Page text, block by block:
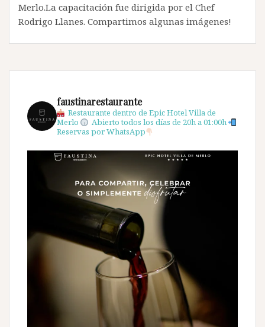
Merlo.La capacitación fue dirigida por el Chef
Rodrigo Llanes. Compartimos algunas imágenes!
faustinarestaurante
Restaurante dentro de Epic Hotel Villa de
Merlo
Abierto todos los días de 20h a 01:00h
Reservas por WhatsApp